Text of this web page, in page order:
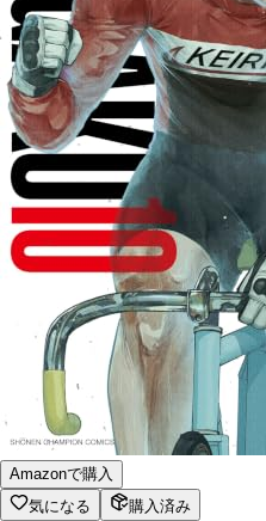
Amazonで購入
気になる
購入済み